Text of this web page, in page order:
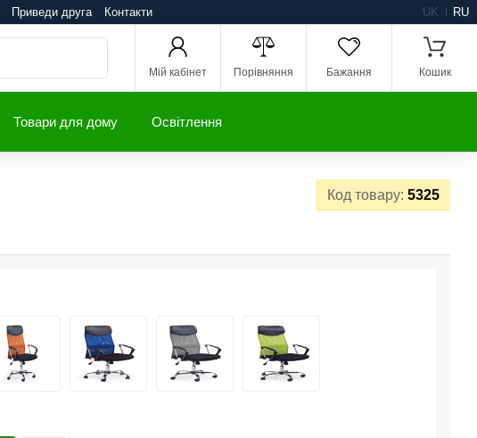
Приведи друга Контакти UK RU
Мій кабінет Порівняння Бажання Кошик
Товари для дому Освітлення
Код товару: 5325